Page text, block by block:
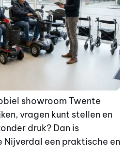
showroom Twente
vragen kunt stellen en
druk? Dan is
een praktische en